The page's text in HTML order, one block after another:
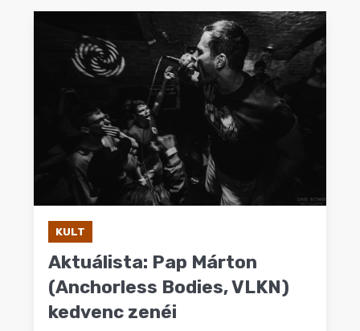
KULT
Aktuálista: Pap Márton
(Anchorless Bodies, VLKN)
kedvenc zenéi